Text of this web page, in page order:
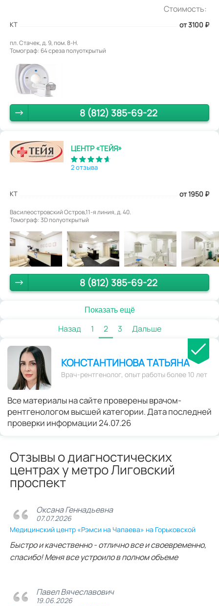
Стоимость:
КТ от 3100 ₽
пл. Стачек, д. 9, пом. 8-Н.
Томограф: 64 среза полуоткрытый
8 (812) 385-69-22
ЦЕНТР «ТЕЙЯ»
2 отзыва
КТ от 1950 ₽
Василеостровский Остров,11-я линия, д. 40.
Томограф: 3D полуоткрытый
8 (812) 385-69-22
Показать ещё
Назад 1 2 3 Дальше
КОНСТАНТИНОВА ТАТЬЯНА
Врач-рентгенолог, опыт работы более 10 лет
Все материалы на сайте проверены врачом-
рентгенологом высшей категории. Дата последней
проверки информации 24.07.26
Отзывы о диагностических
центрах у метро Лиговский
проспект
Оксана Геннадьевна
07.07.2026
Медицинский центр «Рэмси на Чапаева» на Горьковской
Быстро и качественно - отлично все и своевременно,
спасибо! Меня все устроило в полном объеме
Павел Вячеславович
19.06.2026